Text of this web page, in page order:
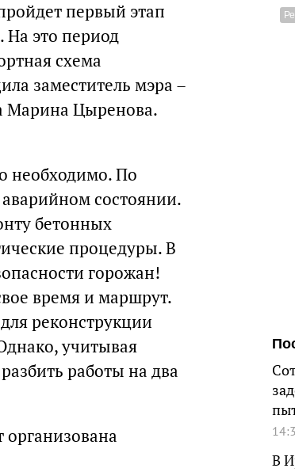
первый этап
На это период
схема
заместитель мэра –
Марина Цыренова.
необходимо. По
состоянии.
бетонных
процедуры. В
горожан!
время и маршрут.
реконструкции
учитывая
работы на два
организована
В